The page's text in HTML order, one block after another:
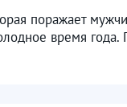
поражает
время года.